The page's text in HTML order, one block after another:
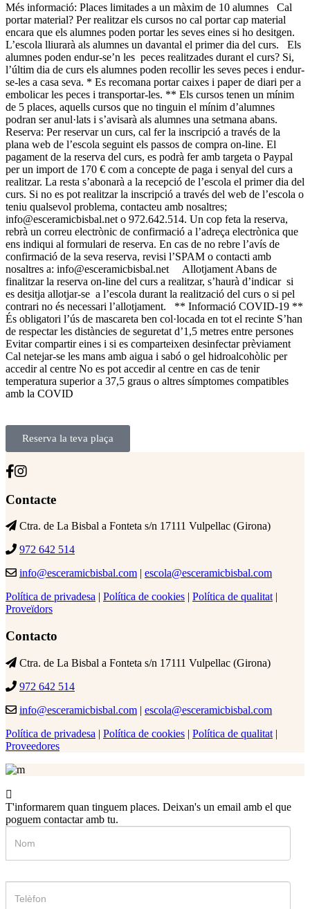
Més informació: Places limitades a un màxim de 10 alumnes Cal
portar material? Per realitzar els cursos no cal portar cap material
encara que els alumnes poden portar les seves eines si ho desitgen.
L’escola lliurarà als alumnes un davantal el primer dia del curs. Els
alumnes poden endur-se’n les peces realitzades durant el curs? Si,
l’últim dia de curs els alumnes poden recollir les seves peces i endur-
se-les a casa seva. * Es recomana portar caixes i paper de diari per a
embolicar les peces i transportar-les. ** Els cursos tenen un mínim
de 5 places, aquells cursos que no tinguin el mínim d’alumnes
podran ser anul·lats i s’avisarà als alumnes una setmana abans.
Reserva: Per reservar un curs, cal fer la inscripció a través de la
plana web de l’escola seguint els passos de compra on-line. El
pagament de la reserva del curs, es podrà fer amb targeta o Paypal
per un import de 170 € com a concepte de paga i senyal del curs a
realitzar. La resta s’abonarà a la recepció de l’escola el primer dia del
curs. Si no es pot realitzar la inscripció a través del web de l’escola o
teniu qualsevol problema, contacteu amb nosaltres;
info@esceramicbisbal.net o 972.642.514. Un cop feta la reserva,
rebrà un correu electrònic de confirmació a l’adreça electrònica que
ens indiqui al formulari de reserva. En cas de no rebre l’avís de
confirmació de la seva reserva, revisi l’SPAM o contacti amb
nosaltres a: info@esceramicbisbal.net Allotjament Abans de
finalitzar la reserva on-line del curs a realitzar, s’haurà d’indicar si
es desitja allotjar-se a l’escola durant la realització del curs o si pel
contrari no és necessari l’allotjament. ** Informació COVID-19 **
És obligatori l’ús de mascareta ben col·locada en tot el recinte S’han
de respectar les distàncies de seguretat d’1,5 metres entre persones
Evitar compartir eines i si es comparteixen desinfectar prèviament
Cal netejar-se les mans amb aigua i sabó o gel hidroalcohòlic per
accedir al centre No es pot accedir al centre en cas de tenir
temperatura superior a 37,5 graus o altres símptomes compatibles
amb la COVID
Reserva la teva plaça
Contacte
Ctra. de La Bisbal a Fonteta s/n 17111 Vulpellac (Girona)
972 642 514
info@esceramicbisbal.com | escola@esceramicbisbal.com
Política de privadesa | Política de cookies | Política de qualitat |
Proveïdors
Contacto
Ctra. de La Bisbal a Fonteta s/n 17111 Vulpellac (Girona)
972 642 514
info@esceramicbisbal.com | escola@esceramicbisbal.com
Política de privadesa | Política de cookies | Política de qualitat |
Proveedores
T'informarem quan tinguem places. Deixan's un email amb el que
poguem contactar amb tu.